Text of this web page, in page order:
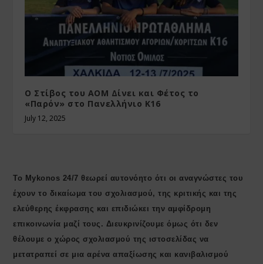
Ο Στίβος του ΑΟΜ Δίνει και Φέτος το
«Παρόν» στο Πανελλήνιο Κ16
July 12, 2025
Το Mykonos 24/7 θεωρεί αυτονόητο ότι οι αναγνώστες του
έχουν το δικαίωμα του σχολιασμού, της κριτικής και της
ελεύθερης έκφρασης και επιδιώκει την αμφίδρομη
επικοινωνία μαζί τους. Διευκρινίζουμε όμως ότι δεν
θέλουμε ο χώρος σχολιασμού της ιστοσελίδας να
μετατραπεί σε μια αρένα απαξίωσης και κανιβαλισμού